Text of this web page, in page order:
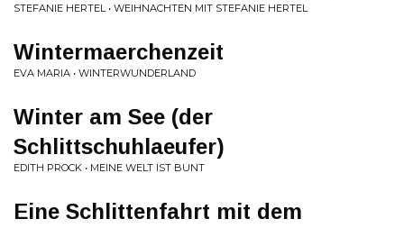
STEFANIE HERTEL • WEIHNACHTEN MIT STEFANIE HERTEL
Wintermaerchenzeit
EVA MARIA • WINTERWUNDERLAND
Winter am See (der
Schlittschuhlaeufer)
EDITH PROCK • MEINE WELT IST BUNT
Eine Schlittenfahrt mit dem